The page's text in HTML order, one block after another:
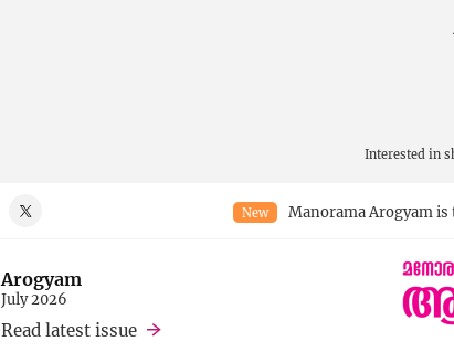
Interested in
New Manorama Arogyam
Arogyam
July 2026
Read latest issue